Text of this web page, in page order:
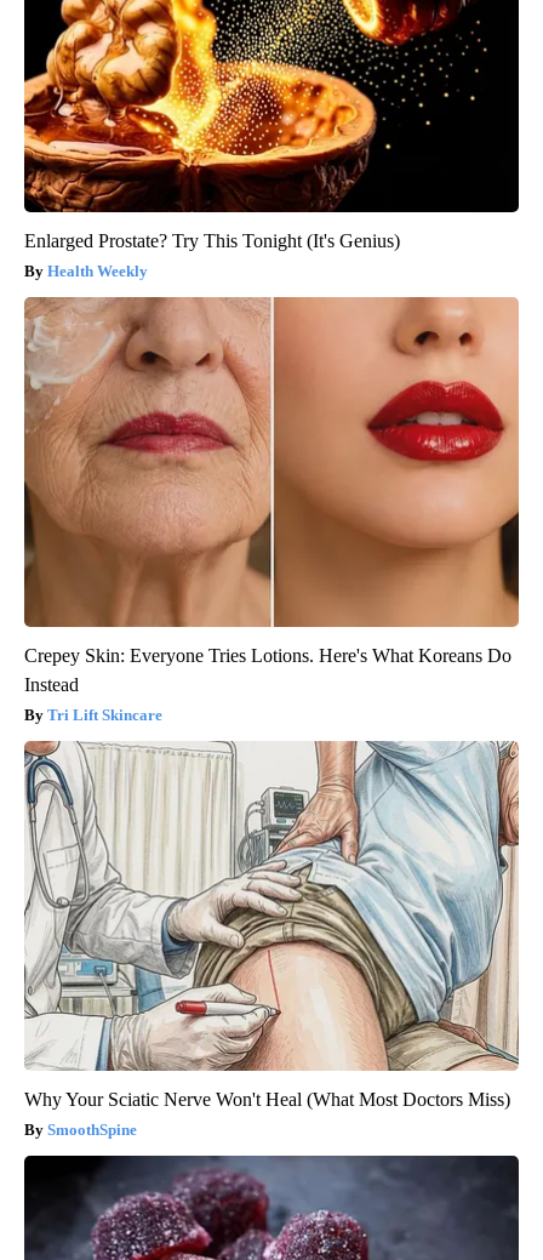
Enlarged Prostate? Try This Tonight (It's Genius)
Health Weekly
Crepey Skin: Everyone Tries Lotions. Here's What Koreans Do
Instead
Tri Lift Skincare
Why Your Sciatic Nerve Won't Heal (What Most Doctors Miss)
SmoothSpine